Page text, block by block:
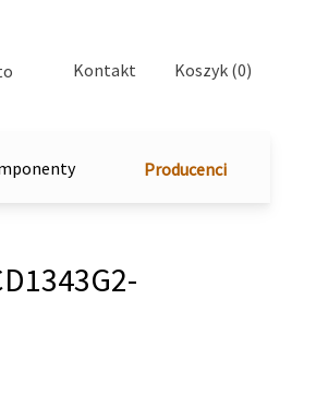
Kontakt Koszyk (0)
Producenci